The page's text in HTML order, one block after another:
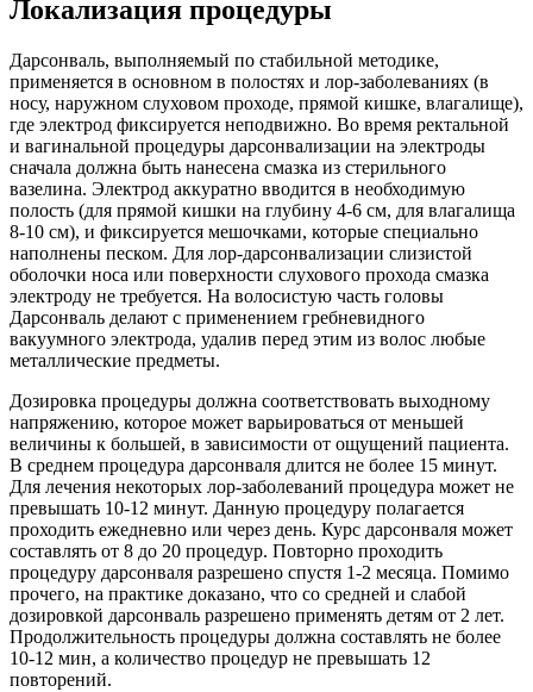
Локализация процедуры
Дарсонваль, выполняемый по стабильной методике,
применяется в основном в полостях и лор-заболеваниях (в
носу, наружном слуховом проходе, прямой кишке, влагалище),
где электрод фиксируется неподвижно. Во время ректальной
и вагинальной процедуры дарсонвализации на электроды
сначала должна быть нанесена смазка из стерильного
вазелина. Электрод аккуратно вводится в необходимую
полость (для прямой кишки на глубину 4-6 см, для влагалища
8-10 см), и фиксируется мешочками, которые специально
наполнены песком. Для лор-дарсонвализации слизистой
оболочки носа или поверхности слухового прохода смазка
электроду не требуется. На волосистую часть головы
Дарсонваль делают с применением гребневидного
вакуумного электрода, удалив перед этим из волос любые
металлические предметы.
Дозировка процедуры должна соответствовать выходному
напряжению, которое может варьироваться от меньшей
величины к большей, в зависимости от ощущений пациента.
В среднем процедура дарсонваля длится не более 15 минут.
Для лечения некоторых лор-заболеваний процедура может не
превышать 10-12 минут. Данную процедуру полагается
проходить ежедневно или через день. Курс дарсонваля может
составлять от 8 до 20 процедур. Повторно проходить
процедуру дарсонваля разрешено спустя 1-2 месяца. Помимо
прочего, на практике доказано, что со средней и слабой
дозировкой дарсонваль разрешено применять детям от 2 лет.
Продолжительность процедуры должна составлять не более
10-12 мин, а количество процедур не превышать 12
повторений.